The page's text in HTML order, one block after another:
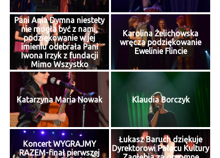
Pani Ania Dymna niestety
nie mogła być z nami,
podziękowanie w jej
imieniu odebrała Pani
Iwona Irzyk z fundacji
Mimo Wszystko
Karolina Żelichowska
wręcza podziękowanie
Ewelinie Flincie
Katarzyna Maria Nowak Klaudia Borczyk
Koncert WYGRAJMY
RAZEM-finał pierwszej
Łukasz Baruch dziękuje
Dyrektorowi Pałacu Kultury